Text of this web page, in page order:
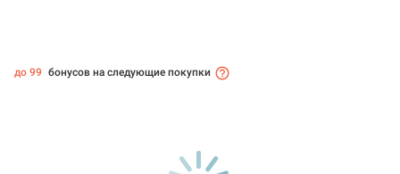
до 99 бонусов на следующие покупки